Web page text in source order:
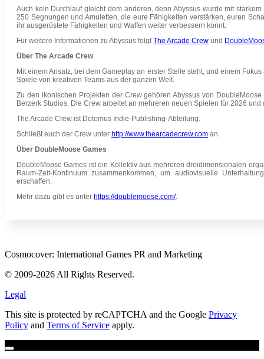
Auch kein Durchlauf gleicht dem anderen, denn Abyssus wurde mit
250 Segnungen und Amuletten, die eure Fähigkeiten verstärken, euren
ihr ausgerüstete Fähigkeiten und Waffen weiter verbessern könnt.
Für weitere Informationen zu Abyssus folgtThe Arcade Crew und
Über The Arcade Crew
Mit einem Ansatz, bei dem Gameplay an erster Stelle steht, und einem
Spiele von kreativen Teams aus der ganzen Welt.
Zu den ikonischen Projekten der Crew gehören Abyssus von
Berzerk Studios. Die Crew arbeitet an mehreren neuen Spielen für 2026 und
The Arcade Crew ist Dotemus Indie-Publishing-Abteilung.
Schließt euch der Crew unter http://www.thearcadecrew.com an.
Über DoubleMoose Games
DoubleMoose Games ist ein Kollektiv aus mehreren dreidimensionalen
Raum-Zeit-Kontinuum zusammenkommen, um audiovisuelle
erschaffen.
Mehr dazu gibt es unter https://doublemoose.com/.
Cosmocover: International Games PR and Marketing
© 2009-2026 All Rights Reserved.
Legal
This site is protected by reCAPTCHA and the Google Privacy
Policy and Terms of Service apply.